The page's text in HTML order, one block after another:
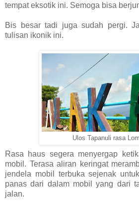
tempat eksotik ini. Semoga bisa
Bis besar tadi juga sudah pergi.
tulisan ikonik ini.
Ulos Tapanuli rasa
Rasa haus segera menyergap
mobil. Terasa aliran keringat
jendela mobil terbuka sejenak
panas dari dalam mobil yang dari
jalan.